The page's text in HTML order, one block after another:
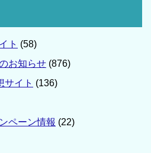
ト (58)
お知らせ (876)
サイト (136)
ペーン情報 (22)